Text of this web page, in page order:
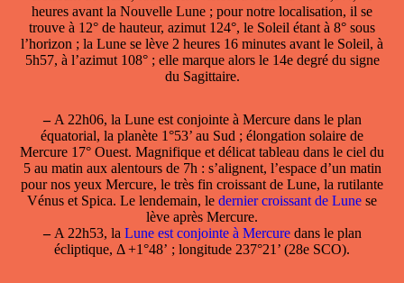
heures avant la Nouvelle Lune ; pour notre localisation, il se
trouve à 12° de hauteur, azimut 124°, le Soleil étant à 8° sous
l’horizon ; la Lune se lève 2 heures 16 minutes avant le Soleil, à
5h57, à l’azimut 108° ; elle marque alors le 14e degré du signe
du Sagittaire.
–A 22h06, la Lune est conjointe à Mercuredans le plan
équatorial, la planète 1°53’ au Sud ; élongation solaire de
Mercure 17° Ouest. Magnifique et délicat tableau dans le ciel du
5 au matin aux alentours de 7h : s’alignent, l’espace d’un matin
pour nos yeux Mercure, le très fin croissant de Lune, la rutilante
Vénus et Spica. Le lendemain, le dernier croissant de Lune se
lève après Mercure.
–A 22h53, la Lune est conjointe à Mercuredans le plan
écliptique, Δ +1°48’ ; longitude 237°21’ (28e SCO).